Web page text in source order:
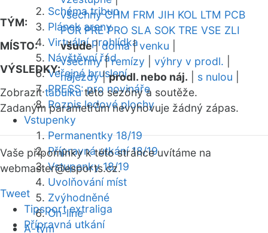
Schéma tribun
Plánek areny
Virtuální prohlídka
Návštěvní řád
Veřejné bruslení
PRESS: pro novináře
Rozpis ledové plochy
Vstupenky
Permanentky 18/19
Přípravná utkání 18/19
Vstupenky 18/19
Uvolňování míst
Zvýhodněné
On-line
A-tým
TÝM:
všechny CHM FRM JIH KOL LTM PCB
POR PRE PRO SLA SOK TRE VSE ZLI
MÍSTO:
všude|doma|venku
VÝSLEDKY:
všechny|remízy výhry v prodl.
nájezdy|prodl. nebo náj. s nulou
Zobrazittabulkutéto sezóny a soutěže.
Zadaným parametrům nevyhovuje žádný zápas.
Vaše připomínky k této stránce uvítáme na
webmaster@esports.cz.
Tweet
Tipsport extraliga
Přípravná utkání